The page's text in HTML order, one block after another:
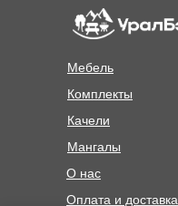
MENU
Мебель
Комплекты
Мангалы
Качели
О нас
Оплата и доставка